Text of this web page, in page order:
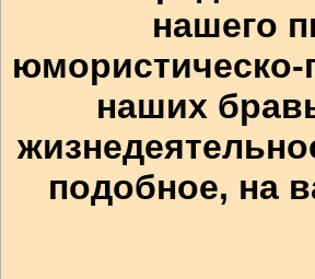
нашего
юмористическо-
наших
подобное, на